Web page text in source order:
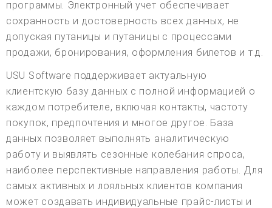
программы. Электронный учет обеспечивает
сохранность и достоверность всех данных, не
допуская путаницы и путаницы с процессами
продажи, бронирования, оформления билетов и т.д.
USU Software поддерживает актуальную
клиентскую базу данных с полной информацией о
каждом потребителе, включая контакты, частоту
покупок, предпочтения и многое другое. База
данных позволяет выполнять аналитическую
работу и выявлять сезонные колебания спроса,
наиболее перспективные направления работы. Для
самых активных и лояльных клиентов компания
может создавать индивидуальные прайс-листы и